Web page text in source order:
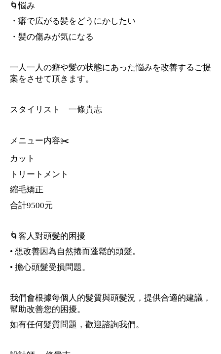
🌀悩み
・癖で広がる髪をどうにかしたい
・髪の傷みが気になる
一人一人の癖や髪の状態にあった悩みを改善するご提
案をさせて頂きます。
スタイリスト 一條貴志
メニュー内容✂️
カット
トリートメント
縮毛矯正
合計9500元
🌀客人對頭髮的困擾
• 想改善因為自然捲而蓬鬆的頭髮。
• 擔心頭髮受損問題。
我們會根據每個人的髮質與頭髮況，提供合適的建議，
幫助改善您的困擾。
如有任何髮質問題，歡迎諮詢我們。